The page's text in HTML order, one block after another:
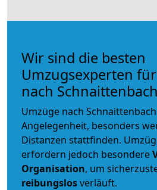
Wir sind die besten
Umzugsexperten
nach Schnaittenbach
Umzüge nach
Angelegenheit, besonders
Distanzen stattfinden.
erfordern jedoch besondere
Organisation, um
reibungslosverläuft.